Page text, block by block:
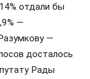
отдали бы
—
—
досталось
Рады